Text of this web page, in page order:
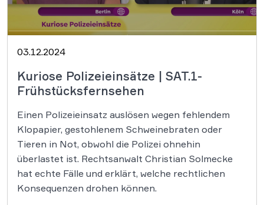
03.12.2024
Kuriose Polizeieinsätze | SAT.1-
Frühstücksfernsehen
Einen Polizeieinsatz auslösen wegen fehlendem
Klopapier, gestohlenem Schweinebraten oder
Tieren in Not, obwohl die Polizei ohnehin
überlastet ist. Rechtsanwalt Christian Solmecke
hat echte Fälle und erklärt, welche rechtlichen
Konsequenzen drohen können.